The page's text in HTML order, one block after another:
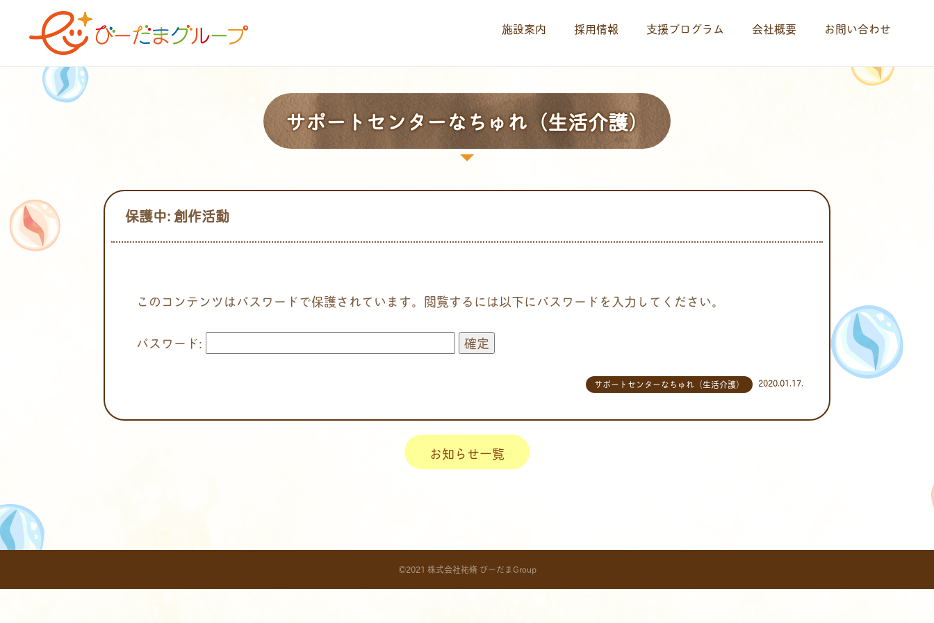
施設案内 採用情報 支援プログラム 会社概要 お問い合わせ
サポートセンターなちゅれ（生活介護）
保護中: 創作活動
このコンテンツはパスワードで保護されています。閲覧するには以下にパスワードを入力してください。
パスワード:
2020.01.17.
サポートセンターなちゅれ（生活介護）
お知らせ一覧
©2021 株式会社祐脩 びーだまGroup